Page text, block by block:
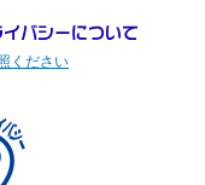
ください